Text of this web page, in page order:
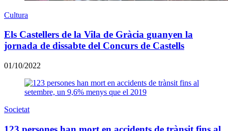
Cultura
Els Castellers de la Vila de Gràcia guanyen la
jornada de dissabte del Concurs de Castells
01/10/2022
Societat